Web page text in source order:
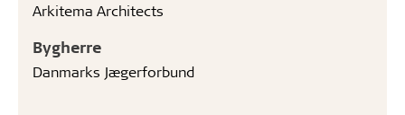
Arkitema Architects
Bygherre
Danmarks Jægerforbund